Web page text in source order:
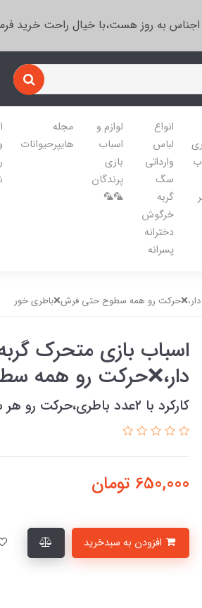
به روز هست،با خیال راحت خرید
انواع
لباس
وارداتی
سگ
گربه
خرگوش
دخترانه
پسرانه
لوازم و
اسباب
بازی
پرندگان
🦜🦜
مجله
هایپرحیوانات
رو همه سطوح حتی فرش❌باطری خور
اسباب بازی متحرک
دار،❌حرکت رو همه
کارکرد با ۲عدد باطری،حرکت رو هر سطحی
650,000 تومان